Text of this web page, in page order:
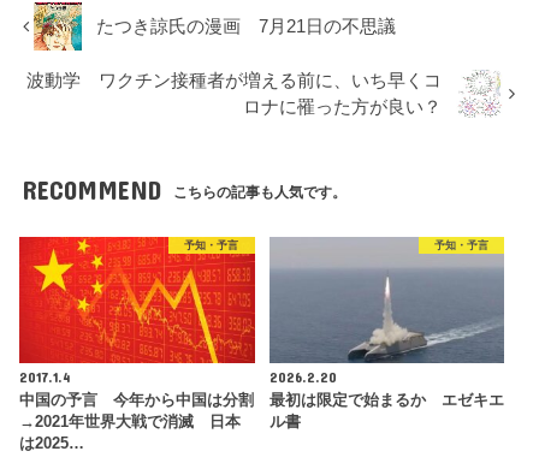
たつき諒氏の漫画 7月21日の不思議
波動学 ワクチン接種者が増える前に、いち早くコ
ロナに罹った方が良い？
RECOMMEND こちらの記事も人気です。
予知・予言
2017.1.4
中国の予言 今年から中国は分割
→2021年世界大戦で消滅 日本
は2025…
予知・予言
2026.2.20
最初は限定で始まるか エゼキエ
ル書